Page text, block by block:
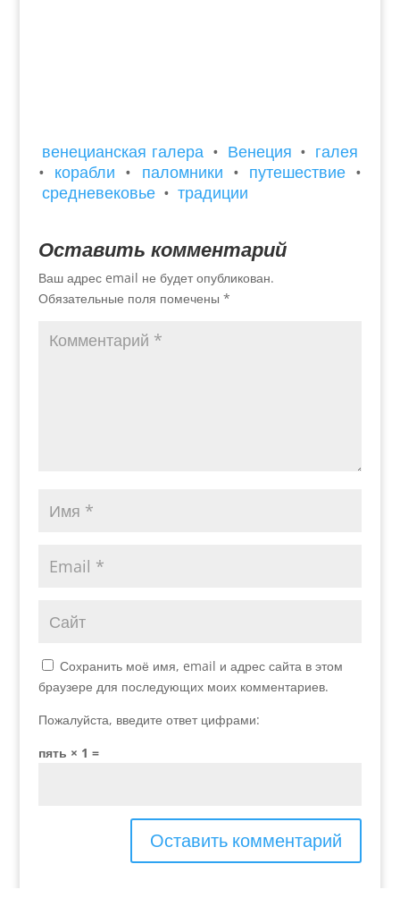
венецианская галера • Венеция • галея
• корабли • паломники • путешествие •
средневековье • традиции
Оставить комментарий
Ваш адрес email не будет опубликован.
Обязательные поля помечены *
Сохранить моё имя, email и адрес сайта в этом
браузере для последующих моих комментариев.
Пожалуйста, введите ответ цифрами:
пять × 1 =